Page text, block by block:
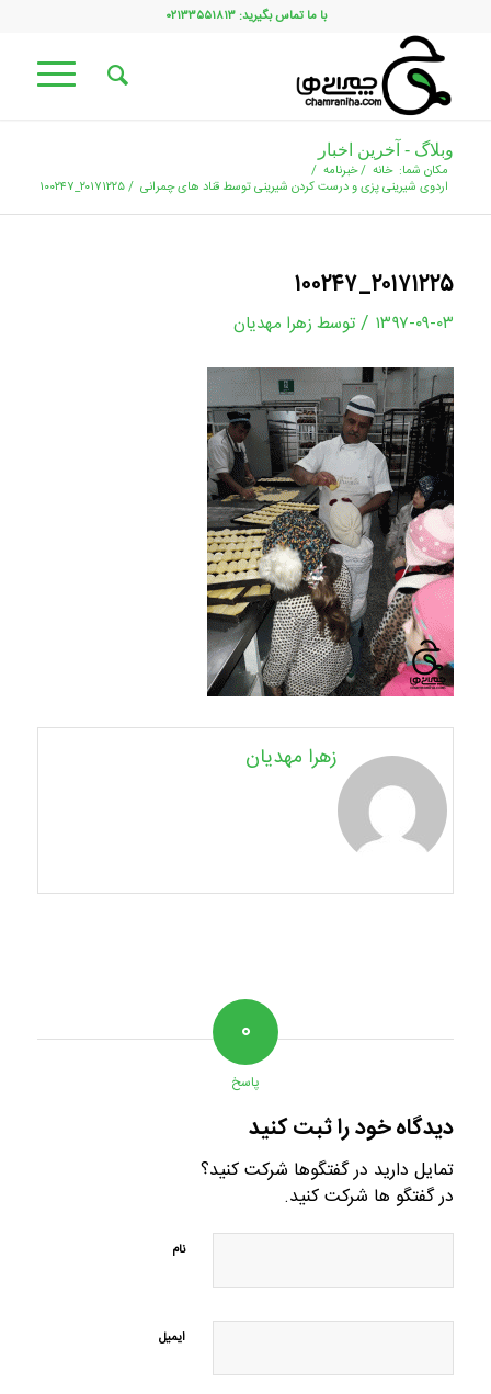
با ما تماس بگیرید: ۰۲۱۳۳۵۵۱۸۱۳
وبلاگ - آخرین اخبار
مکان شما: خانه /خبرنامه /
اردوی شیرینی پزی و درست کردن شیرینی توسط قناد های چمرانی /۲۰۱۷۱۲۲۵_۱۰۰۲۴۷
۲۰۱۷۱۲۲۵_۱۰۰۲۴۷
۱۳۹۷-۰۹-۰۳ / توسط زهرا مهدیان
زهرا مهدیان
۰
پاسخ
دیدگاه خود را ثبت کنید
تمایل دارید در گفتگوها شرکت کنید؟
در گفتگو ها شرکت کنید.
نام
ایمیل